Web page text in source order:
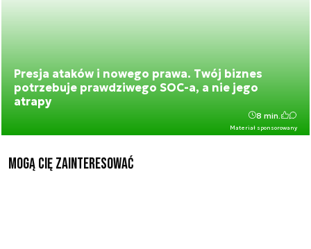
Presja ataków i nowego prawa. Twój biznes
potrzebuje prawdziwego SOC-a, a nie jego
atrapy
Materiał sponsorowany
8 min.
Mogą Cię zainteresować